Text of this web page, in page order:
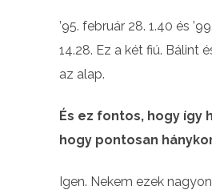
’95. február 28. 1.40 és
14.28. Ez a két fiú. Bálint
az alap.
És ez fontos, hogy így
hogy pontosan
Igen. Nekem ezek